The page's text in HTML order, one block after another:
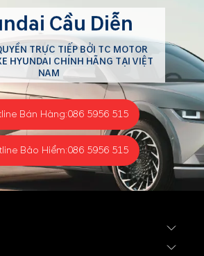
lượng của hệ thống dịch vụ
và luôn nâng cấp các trang
thiết bị để mang lại sự thỏa
mãn tuyệt đối cho khách
hàng sử dụng xe ô tô
Hyundai.
Cầu Diễn
TRỰC TIẾP BỞI TC MOTOR
HYUNDAI CHÍNH HÃNG TẠI VIỆT
NAM
Bán Hàng:086 5956 515
Bảo Hiểm:086 5956 515